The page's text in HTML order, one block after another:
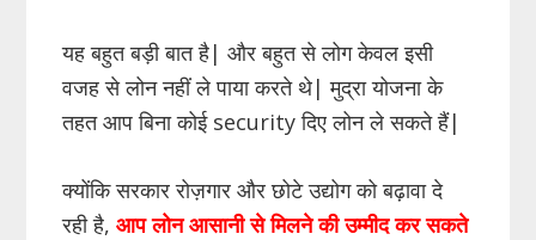
यह बहुत बड़ी बात है| और बहुत से लोग केवल इसी
वजह से लोन नहीं ले पाया करते थे| मुद्रा योजना के
तहत आप बिना कोई security दिए लोन ले सकते हैं|
क्योंकि सरकार रोज़गार और छोटे उद्योग को बढ़ावा दे
रही है,आप लोन आसानी से मिलने की उम्मीद कर सकते